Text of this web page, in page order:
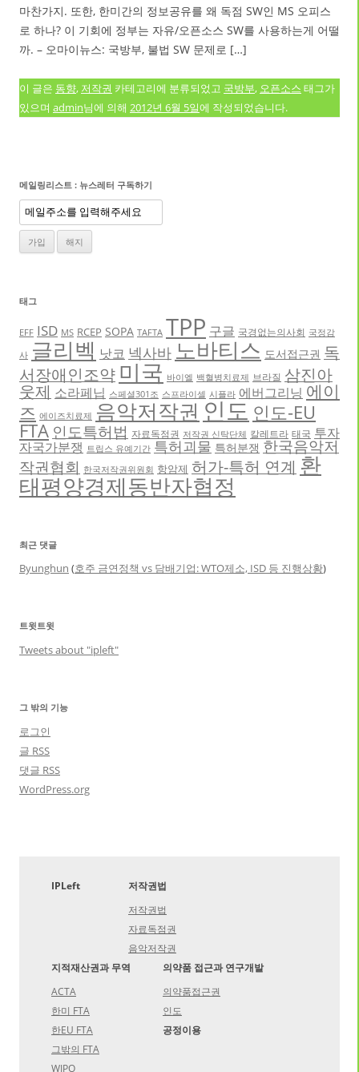
마찬가지. 또한, 한미간의 정보공유를 왜 독점 SW인 MS 오피스
로 하나? 이 기회에 정부는 자유/오픈소스 SW를 사용하는게 어떨
까. – 오마이뉴스: 국방부, 불법 SW 문제로 […]
이 글은 동향, 저작권 카테고리에 분류되었고 국방부, 오픈소스 태그가
있으며 admin님에 의해 2012년 6월 5일에 작성되었습니다.
메일링리스트 : 뉴스레터 구독하기
태그
EFF ISD MS RCEP SOPA TAFTA TPP 구글 국경없는의사회 국정감
사 글리벡 낫코 넥사바 노바티스 도서접근권 독
서장애인조약 미국 바이엘 백혈병치료제 브라질 삼진아
웃제 소라페닙 스페셜301조 스프라이셀 시플라 에버그리닝 에이
즈 에이즈치료제 음악저작권 인도 인도-EU
FTA 인도특허법 자료독점권 저작권 신탁단체 칼레트라 태국 투자
자국가분쟁 트립스 유예기간 특허괴물 특허분쟁 한국음악저
작권협회 한국저작권위원회 항암제 허가-특허 연계 환
태평양경제동반자협정
최근 댓글
Byunghun (호주 금연정책 vs 담배기업: WTO제소, ISD 등 진행상황)
트윗트윗
Tweets about "ipleft"
그 밖의 기능
로그인
글 RSS
댓글 RSS
WordPress.org
IPLeft
저작권법
저작권법
자료독점권
음악저작권
지적재산권과 무역
ACTA
한미 FTA
한EU FTA
그밖의 FTA
WIPO
의약품 접근과 연구개발
의약품접근권
인도
공정이용